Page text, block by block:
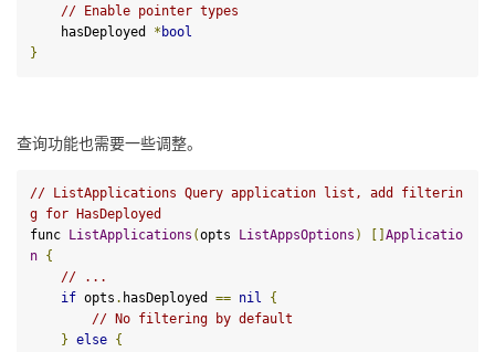
// Enable pointer types
    hasDeployed
* bool
}
查询功能也需要一些调整。
// ListApplications Query application list, add filterin
g for HasDeployed
func
ListApplications (opts ListAppsOptions )
Applicatio
n {
// ...
if opts . hasDeployed == nil
{
// No filtering by default
} else {